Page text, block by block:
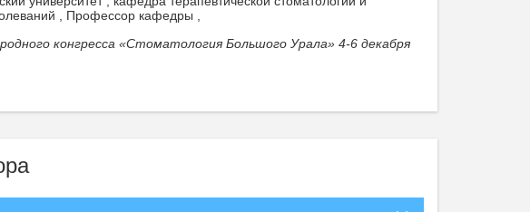
, Профессор кафедры ,
конгресса «Стоматология Большого Урала» 4-6 декабря